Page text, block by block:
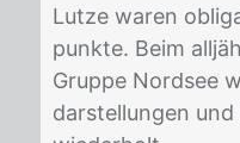
Lut­ze wa­ren
punk­te. Beim
Grup­pe Nord­see
dar­stel­lun­gen